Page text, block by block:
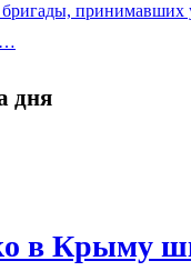
принимавших
дня
в Крыму